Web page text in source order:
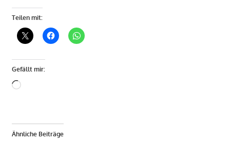
Teilen mit:
Gefällt mir:
Wird
Ähnliche Beiträge